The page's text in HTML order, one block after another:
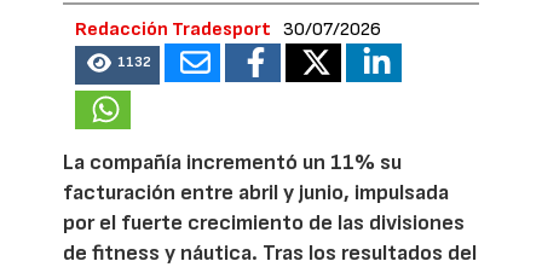
Redacción Tradesport 30/07/2026
1132
La compañía incrementó un 11% su
facturación entre abril y junio, impulsada
por el fuerte crecimiento de las divisiones
de fitness y náutica. Tras los resultados del